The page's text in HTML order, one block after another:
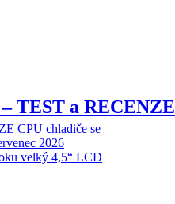
TEST a RECENZE
CPU chladiče se
2026
velký 4,5“ LCD